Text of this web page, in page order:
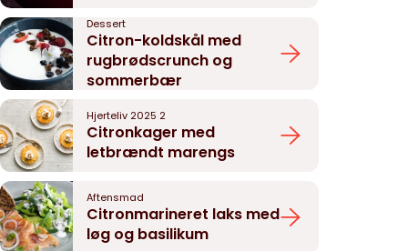
Dessert
Citron-koldskål med
rugbrødscrunch og
sommerbær
Hjerteliv 2025 2
Citronkager med
letbrændt marengs
Aftensmad
Citronmarineret laks med
løg og basilikum